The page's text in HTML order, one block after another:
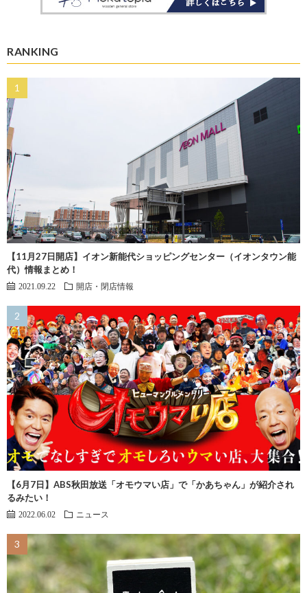
RANKING
【11月27日開店】イオン新能代ショッピングセンター（イオンタウン能
代）情報まとめ！
2021.09.22 開店・閉店情報
【6月7日】ABS秋田放送「オモウマい店」で「かあちゃん」が紹介され
るみたい！
2022.06.02 ニュース